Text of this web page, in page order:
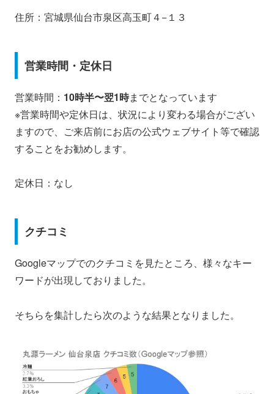
住所：宮城県仙台市泉区高玉町４−１３
営業時間・定休日
営業時間： 10時半〜翌1時までとなっています
※営業時間や定休日は、状況により変わる場合がござい
ますので、ご来店前にお店の公式ウェブサイト等で確認
することをお勧めします。
定休日：なし
クチコミ
Googleマップでのクチコミを見たところ、様々なキー
ワードが出現しておりました。
そちらを集計したら次のような結果となりました。